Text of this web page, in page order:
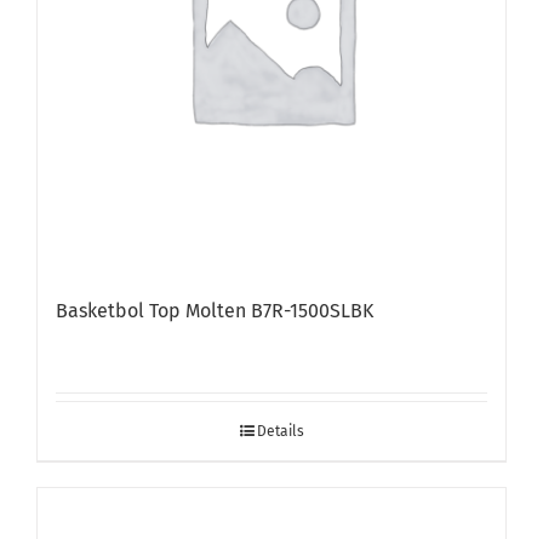
Basketbol Top Molten B7R-1500SLBK
Details